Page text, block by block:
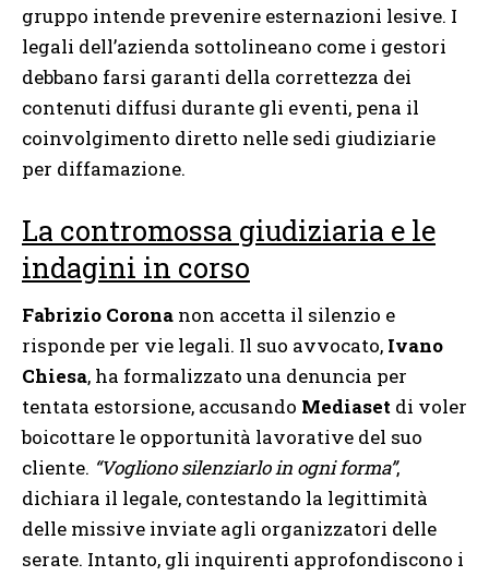
gruppo intende prevenire esternazioni lesive. I
legali dell’azienda sottolineano come i gestori
debbano farsi garanti della correttezza dei
contenuti diffusi durante gli eventi, pena il
coinvolgimento diretto nelle sedi giudiziarie
per diffamazione.
La contromossa giudiziaria e le
indagini in corso
Fabrizio Corona non accetta il silenzio e
risponde per vie legali. Il suo avvocato, Ivano
Chiesa, ha formalizzato una denuncia per
tentata estorsione, accusando Mediaset di voler
boicottare le opportunità lavorative del suo
cliente. “Vogliono silenziarlo in ogni forma”,
dichiara il legale, contestando la legittimità
delle missive inviate agli organizzatori delle
serate. Intanto, gli inquirenti approfondiscono i